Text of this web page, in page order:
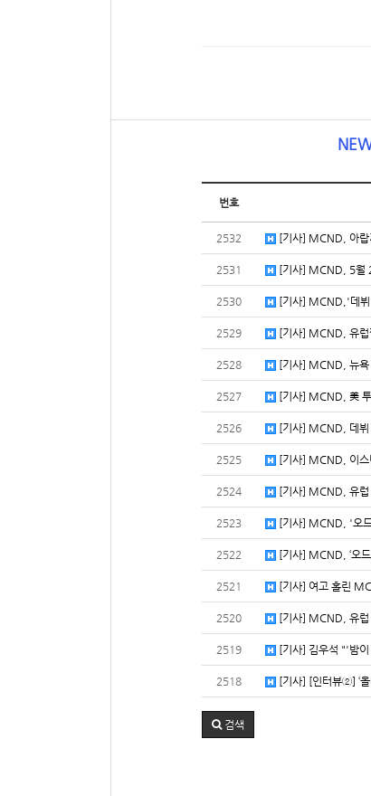
번호
2532 [기사] MCND, 아
2531 [기사] MCND, 5월
2530 [기사] MCND,'데
2529 [기사] MCND, 유
2528 [기사] MCND, 뉴
2527 [기사] MCND, 美
2526 [기사] MCND, 데
2525 [기사] MCND, 이
2524 [기사] MCND, 유
2523 [기사] MCND, '오
2522 [기사] MCND, ‘오
2521 [기사] 여고 홀린
2520 [기사] MCND, 유
2519 [기사] 김우석 "'밤
2518 [기사] [인터뷰②] ‘
검색